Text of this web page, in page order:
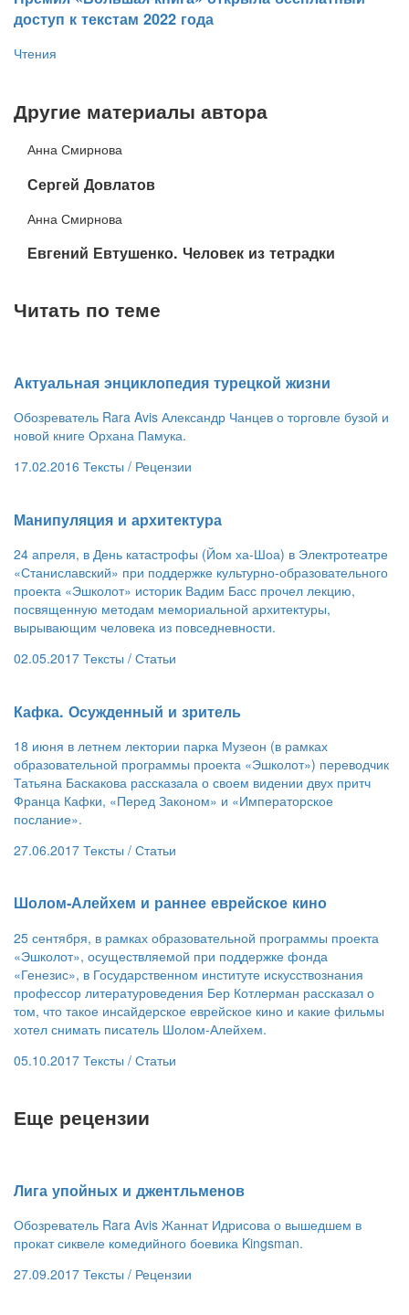
доступ к текстам 2022 года
Чтения
Другие материалы автора
Анна Смирнова
​Сергей Довлатов
Анна Смирнова
Евгений Евтушенко. Человек из тетрадки
Читать по теме
​Актуальная энциклопедия турецкой жизни
Обозреватель Rara Avis Александр Чанцев о торговле бузой и
новой книге Орхана Памука.
17.02.2016 Тексты / Рецензии
​Манипуляция и архитектура
24 апреля, в День катастрофы (Йом ха-Шоа) в Электротеатре
«Станиславский» при поддержке культурно-образовательного
проекта «Эшколот» историк Вадим Басс прочел лекцию,
посвященную методам мемориальной архитектуры,
вырывающим человека из повседневности.
02.05.2017 Тексты / Статьи
​Кафка. Осужденный и зритель
18 июня в летнем лектории парка Музеон (в рамках
образовательной программы проекта «Эшколот») переводчик
Татьяна Баскакова рассказала о своем видении двух притч
Франца Кафки, «Перед Законом» и «Императорское
послание».
27.06.2017 Тексты / Статьи
​Шолом-Алейхем и раннее еврейское кино
25 сентября, в рамках образовательной программы проекта
«Эшколот», осуществляемой при поддержке фонда
«Генезис», в Государственном институте искусствознания
профессор литературоведения Бер Котлерман рассказал о
том, что такое инсайдерское еврейское кино и какие фильмы
хотел снимать писатель Шолом-Алейхем.
05.10.2017 Тексты / Статьи
Еще рецензии
​Лига упойных и джентльменов
Обозреватель Rara Avis Жаннат Идрисова о вышедшем в
прокат сиквеле комедийного боевика Kingsman.
27.09.2017 Тексты / Рецензии